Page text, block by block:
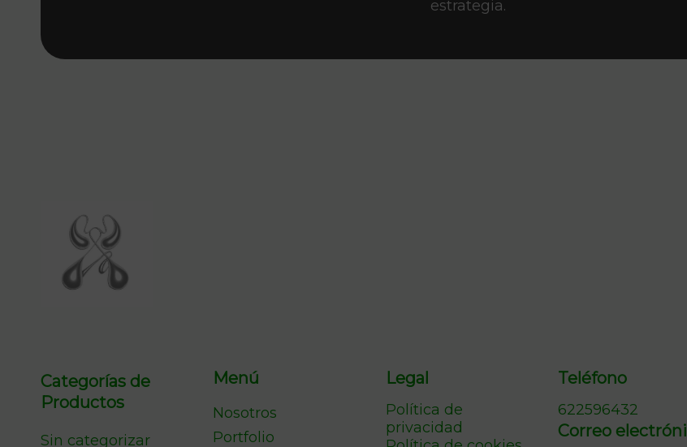
estrategia.
Categorías de
Productos
Sin categorizar
Menú
Nosotros
Portfolio
Legal
Política de
privacidad
Teléfono
622596432
Correo